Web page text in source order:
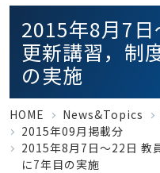
2015年8月7
更新講習，制
の実施
HOME News&Topics
2015年09月掲載分
2015年8月7日～22日 教
に7年目の実施